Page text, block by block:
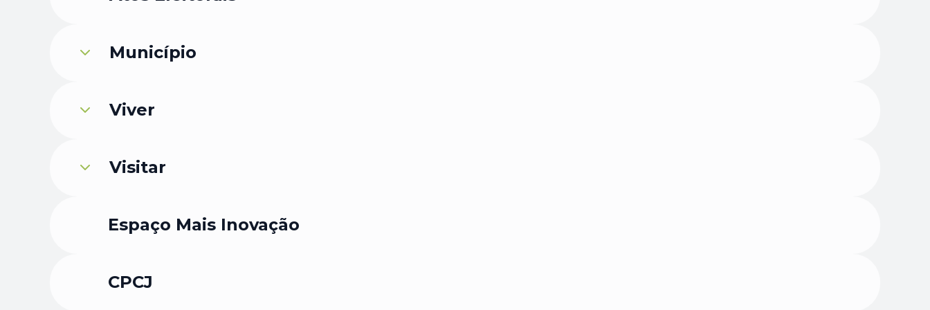
de Município Município
de Viver Viver
de Visitar Visitar
Espaço Mais Inovação
CPCJ